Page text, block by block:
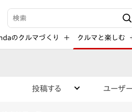
検索キーワード入力
のクルマづくり クルマと楽しむ
投稿する ユーザ